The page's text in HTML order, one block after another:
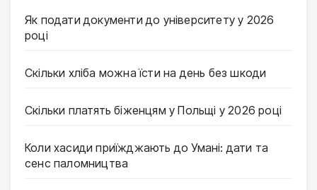
Як подати документи до університету у 2026
році
Скільки хліба можна їсти на день без шкоди
Скільки платять біженцям у Польщі у 2026 році
Коли хасиди приїжджають до Умані: дати та
сенс паломництва